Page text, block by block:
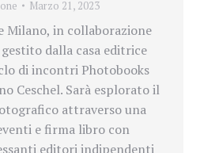
Marzo 21, 2023
Milano, in collaborazione
dalla casa editrice
di incontri Photobooks
Ceschel. Sarà esplorato il
attraverso una
e firma libro con
editori indipendenti